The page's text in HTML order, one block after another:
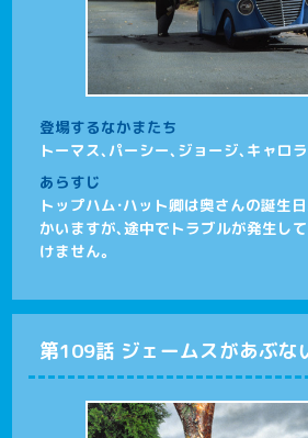
登場するなかまたち
トーマス、パーシー、ジョージ、キャロ
あらすじ
トップハム・ハット卿は奥さんの誕生
かいますが、途中でトラブルが発生し
けません。
第109話 ジェームスがあぶな